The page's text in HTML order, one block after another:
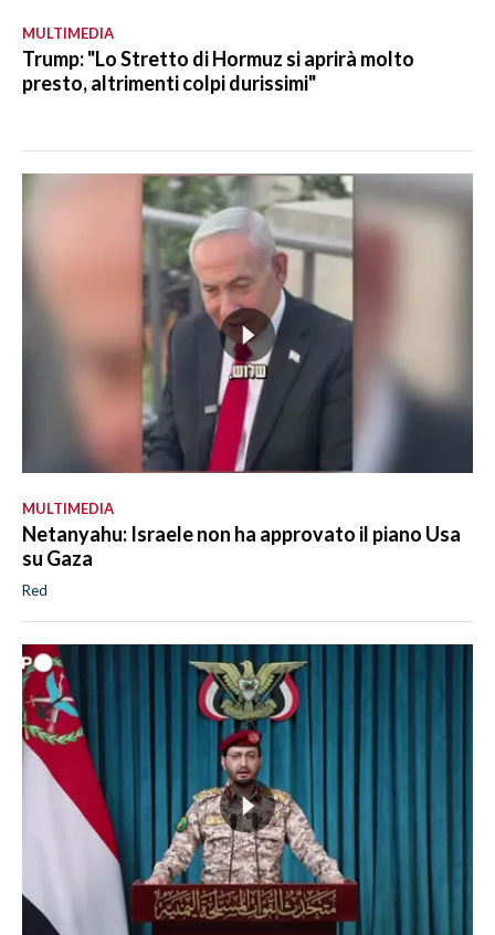
MULTIMEDIA
Trump: "Lo Stretto di Hormuz si aprirà molto
presto, altrimenti colpi durissimi"
MULTIMEDIA
Netanyahu: Israele non ha approvato il piano Usa
su Gaza
Red